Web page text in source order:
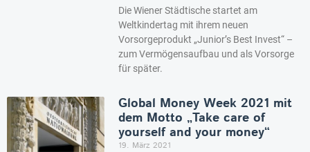
Die Wiener Städtische startet am
Weltkindertag mit ihrem neuen
Vorsorgeprodukt „Junior’s Best Invest“ –
zum Vermögensaufbau und als Vorsorge
für später.
Global Money Week 2021 mit
dem Motto „Take care of
yourself and your money“
19. März 2021